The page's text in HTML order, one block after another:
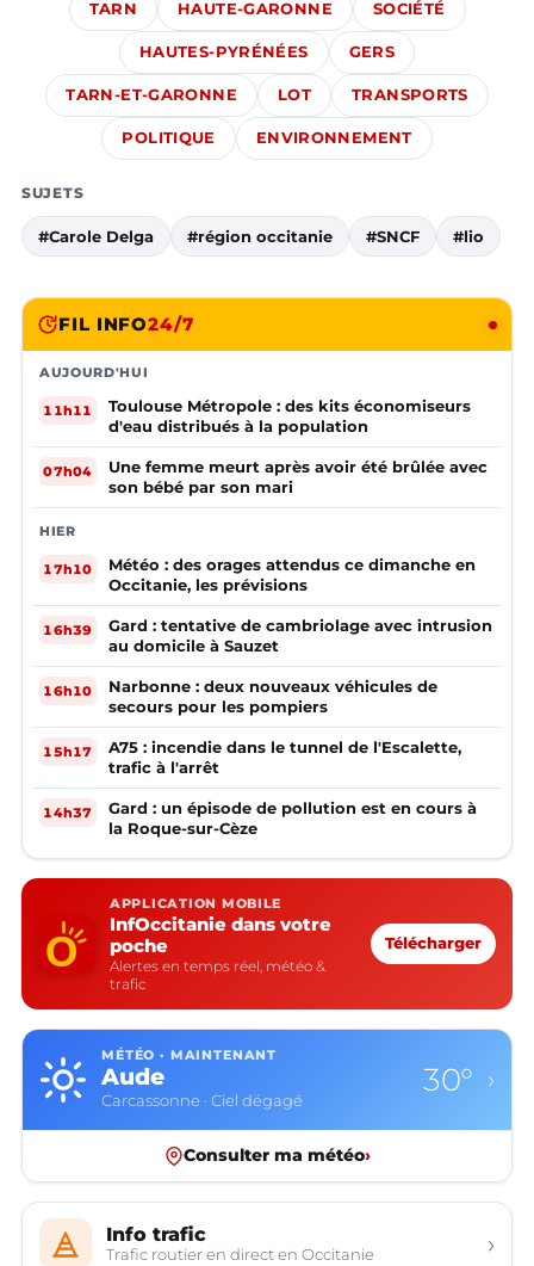
TARN HAUTE-GARONNE SOCIÉTÉ
HAUTES-PYRÉNÉES GERS
TARN-ET-GARONNE LOT TRANSPORTS
POLITIQUE ENVIRONNEMENT
SUJETS
#Carole Delga #région occitanie #SNCF #lio
FIL INFO24/7
AUJOURD'HUI
11h11
Toulouse Métropole : des kits économiseurs
d'eau distribués à la population
07h04
Une femme meurt après avoir été brûlée avec
son bébé par son mari
HIER
17h10
Météo : des orages attendus ce dimanche en
Occitanie, les prévisions
16h39
Gard : tentative de cambriolage avec intrusion
au domicile à Sauzet
16h10
Narbonne : deux nouveaux véhicules de
secours pour les pompiers
15h17
A75 : incendie dans le tunnel de l'Escalette,
trafic à l'arrêt
14h37
Gard : un épisode de pollution est en cours à
la Roque-sur-Cèze
APPLICATION MOBILE
InfOccitanie dans votre
poche
Alertes en temps réel, météo &
trafic
Télécharger
MÉTÉO · MAINTENANT
Aude
Carcassonne · Ciel dégagé
30° ›
Consulter ma météo›
Info trafic
Trafic routier en direct en Occitanie ›